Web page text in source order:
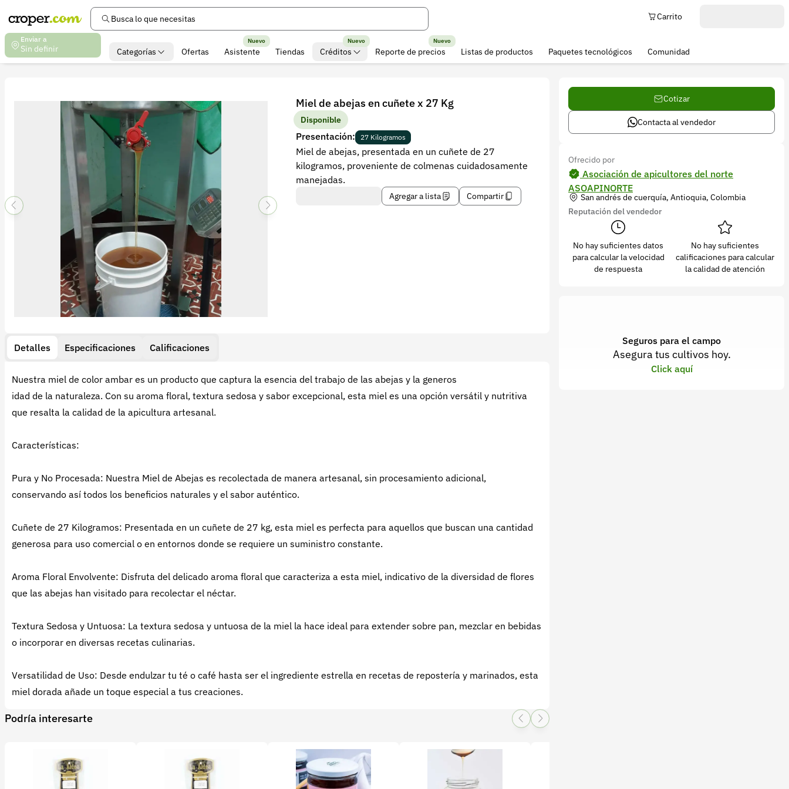
Busca lo que necesitas
Enviar a
Sin definir
Carrito
Categorías Ofertas Asistente
Nuevo
Tiendas Créditos
Nuevo
Reporte de precios
Nuevo
Listas de productos Paquetes tecnológicos Comunidad
Miel de abejas en cuñete x 27 Kg
Disponible
Presentación: 27 Kilogramos
Miel de abejas, presentada en un cuñete de 27
kilogramos, proveniente de colmenas cuidadosamente
manejadas.
Agregar a lista Compartir
Detalles Especificaciones Calificaciones
Nuestra miel de color ambar es un producto que captura la esencia del trabajo de las abejas y la generos
idad de la naturaleza. Con su aroma floral, textura sedosa y sabor excepcional, esta miel es una opción versátil y nutritiva
que resalta la calidad de la apicultura artesanal.
Características:
Pura y No Procesada: Nuestra Miel de Abejas es recolectada de manera artesanal, sin procesamiento adicional,
conservando así todos los beneficios naturales y el sabor auténtico.
Cuñete de 27 Kilogramos: Presentada en un cuñete de 27 kg, esta miel es perfecta para aquellos que buscan una cantidad
generosa para uso comercial o en entornos donde se requiere un suministro constante.
Aroma Floral Envolvente: Disfruta del delicado aroma floral que caracteriza a esta miel, indicativo de la diversidad de flores
que las abejas han visitado para recolectar el néctar.
Textura Sedosa y Untuosa: La textura sedosa y untuosa de la miel la hace ideal para extender sobre pan, mezclar en bebidas
o incorporar en diversas recetas culinarias.
Versatilidad de Uso: Desde endulzar tu té o café hasta ser el ingrediente estrella en recetas de repostería y marinados, esta
miel dorada añade un toque especial a tus creaciones.
Podría interesarte
Cotizar
Contacta al vendedor
Ofrecido por
Asociación de apicultores del norte
ASOAPINORTE
San andrés de cuerquía, Antioquia, Colombia
Reputación del vendedor
No hay suficientes datos
para calcular la velocidad
de respuesta
No hay suficientes
calificaciones para calcular
la calidad de atención
Seguros para el campo
Asegura tus cultivos hoy.
Click aquí